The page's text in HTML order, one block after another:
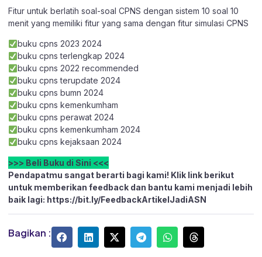
Fitur untuk berlatih soal-soal CPNS dengan sistem 10 soal 10
menit yang memiliki fitur yang sama dengan fitur simulasi CPNS
buku cpns 2023 2024
buku cpns terlengkap 2024
buku cpns 2022 recommended
buku cpns terupdate 2024
buku cpns bumn 2024
buku cpns kemenkumham
buku cpns perawat 2024
buku cpns kemenkumham 2024
buku cpns kejaksaan 2024
>>> Beli Buku di Sini <<<
Pendapatmu sangat berarti bagi kami! Klik link berikut
untuk memberikan feedback dan bantu kami menjadi lebih
baik lagi: https://bit.ly/FeedbackArtikelJadiASN
Bagikan :